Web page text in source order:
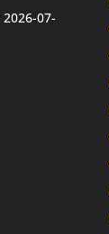
2026-07-